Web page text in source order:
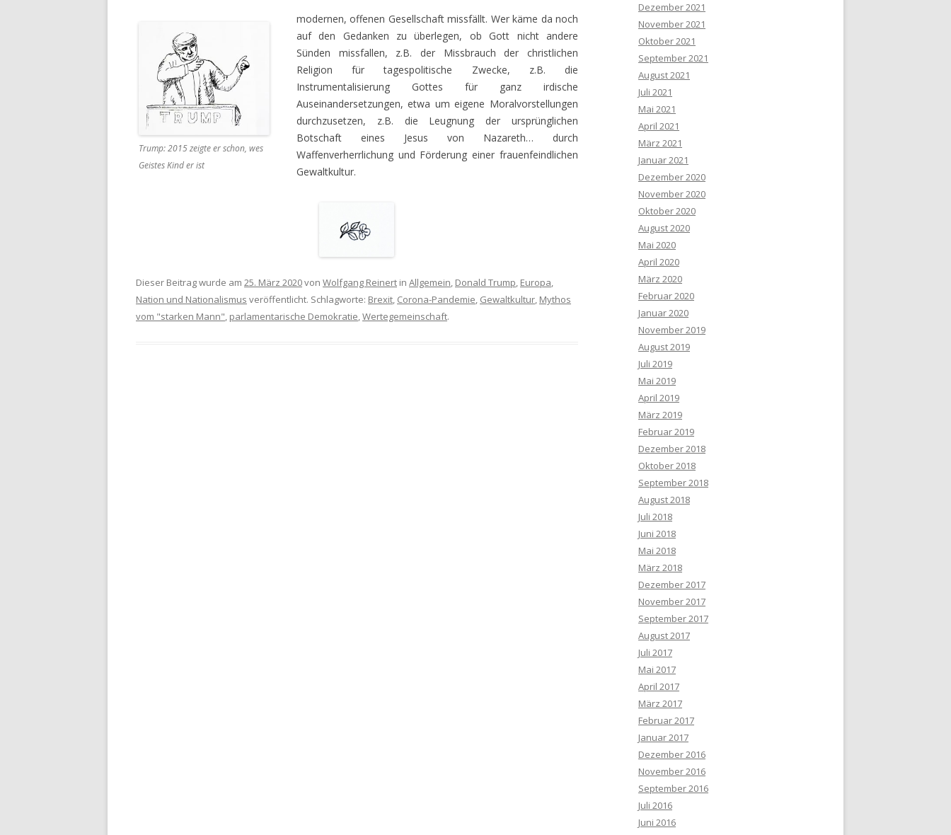
Trump: 2015 zeigte er schon, wes
Geistes Kind er ist
modernen, offenen Gesellschaft missfällt. Wer käme da noch
auf den Gedanken zu überlegen, ob Gott nicht andere
Sünden missfallen, z.B. der Missbrauch der christlichen
Religion für tagespolitische Zwecke, z.B. die
Instrumentalisierung Gottes für ganz irdische
Auseinandersetzungen, etwa um eigene Moralvorstellungen
durchzusetzen, z.B. die Leugnung der ursprünglichen
Botschaft eines Jesus von Nazareth… durch
Waffenverherrlichung und Förderung einer frauenfeindlichen
Gewaltkultur.
Dieser Beitrag wurde am 25. März 2020von Wolfgang Reinert in Allgemein, Donald Trump, Europa,
Nation und Nationalismus veröffentlicht. Schlagworte: Brexit, Corona-Pandemie, Gewaltkultur, Mythos
vom "starken Mann", parlamentarische Demokratie,Wertegemeinschaft.
Dezember 2021
November 2021
Oktober 2021
September 2021
August 2021
Juli 2021
Mai 2021
April 2021
März 2021
Januar 2021
Dezember 2020
November 2020
Oktober 2020
August 2020
Mai 2020
April 2020
März 2020
Februar 2020
Januar 2020
November 2019
August 2019
Juli 2019
Mai 2019
April 2019
März 2019
Februar 2019
Dezember 2018
Oktober 2018
September 2018
August 2018
Juli 2018
Juni 2018
Mai 2018
März 2018
Dezember 2017
November 2017
September 2017
August 2017
Juli 2017
Mai 2017
April 2017
März 2017
Februar 2017
Januar 2017
Dezember 2016
November 2016
September 2016
Juli 2016
Juni 2016